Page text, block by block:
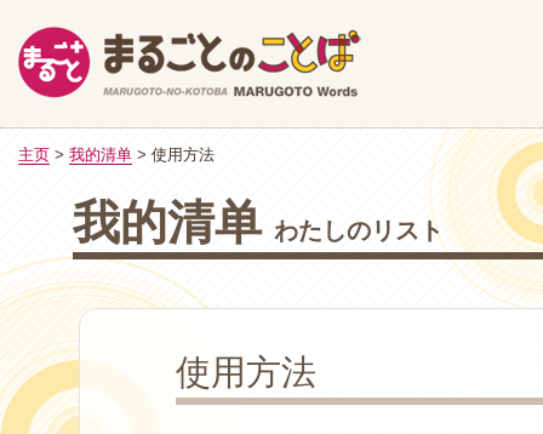
主页 > 我的清单 > 使用方法
我的清单 わたしのリスト
使用方法